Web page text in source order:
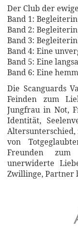
Der Club der
Band 1:
Band 2:
Band 3:
Band 4: Eine
Band 5: Eine
Band 6: Eine
Die Scanguards
Feinden zum
Jungfrau in Not,
Identität,
von
Freunden zum
unerwiderte
Zwillinge, Partner